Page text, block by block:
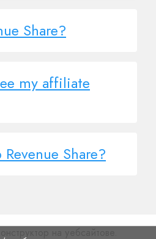
Share?
my affiliate
Share?